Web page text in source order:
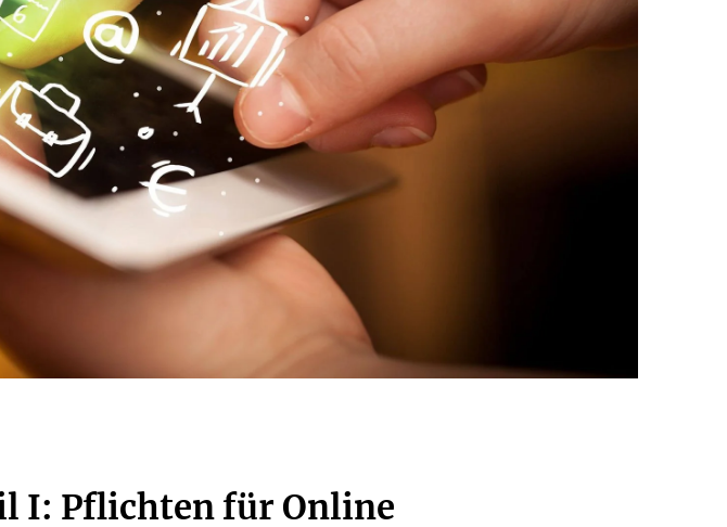
I: Pflichten für Online